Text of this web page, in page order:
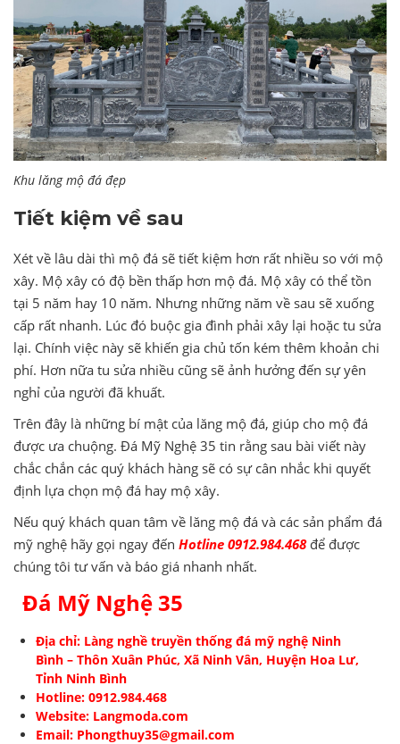
Khu lăng mộ đá đẹp
Tiết kiệm về sau
Xét về lâu dài thì mộ đá sẽ tiết kiệm hơn rất nhiều so với mộ
xây. Mộ xây có độ bền thấp hơn mộ đá. Mộ xây có thể tồn
tại 5 năm hay 10 năm. Nhưng những năm về sau sẽ xuống
cấp rất nhanh. Lúc đó buộc gia đình phải xây lại hoặc tu sửa
lại. Chính việc này sẽ khiến gia chủ tốn kém thêm khoản chi
phí. Hơn nữa tu sửa nhiều cũng sẽ ảnh hưởng đến sự yên
nghỉ của người đã khuất.
Trên đây là những bí mật của lăng mộ đá, giúp cho mộ đá
được ưa chuộng. Đá Mỹ Nghệ 35 tin rằng sau bài viết này
chắc chắn các quý khách hàng sẽ có sự cân nhắc khi quyết
định lựa chọn mộ đá hay mộ xây.
Nếu quý khách quan tâm về lăng mộ đá và các sản phẩm đá
mỹ nghệ hãy gọi ngay đến Hotline 0912.984.468để được
chúng tôi tư vấn và báo giá nhanh nhất.
Đá Mỹ Nghệ 35
Địa chỉ: Làng nghề truyền thống đá mỹ nghệ Ninh
Bình – Thôn Xuân Phúc, Xã Ninh Vân, Huyện Hoa Lư,
Tỉnh Ninh Bình
Hotline: 0912.984.468
Website: Langmoda.com
Email: Phongthuy35@gmail.com